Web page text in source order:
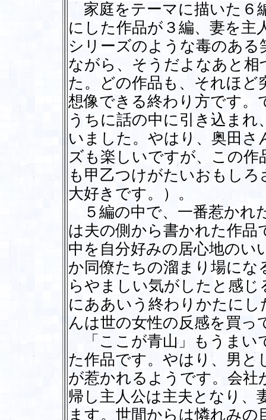
家庭をテーマに描いた６
にした作品が３編、妻を主
シリーズのような毒のあ
ながら、そうだよなあと
た。どの作品も、それほ
想像できる終わり方です。
うちに話の中に引き込ま
いました。やはり、奥田
ズも楽しいですが、この
も甲乙つけがたいおもし
大好きです。）。
５編の中で、一番惹かれ
は夫の側から書かれた作品
中を自分好みの居心地のい
か同僚たちの溜まり場に
らやましい気がしたと感
にああいう終わりかたに
んは世の女性の反感を買
「ここが青山」もうまい
た作品です。やはり、男と
が惹かれるようです。会社
帰し主人公は主夫となり、
ます。世間からは憐れみ